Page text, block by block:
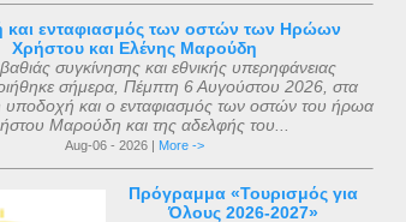
της Καισαρείας τους αριθμεί
ο Ευστάθιος Α...
και ενταφιασμός των οστών των Ηρώων
Χρήστου και Ελένης Μαρούδη
συγκίνησης και εθνικής υπερηφάνειας
σήμερα, Πέμπτη 6 Αυγούστου 2026, στα
και ο ενταφιασμός των οστών του ήρωα
Μαρούδη και της αδελφής του...
Aug-06 - 2026 | More ->
Πρόγραμμα «Τουρισμός για
Όλους 2026-2027»